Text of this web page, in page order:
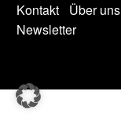
Kontakt Über uns
Newsletter